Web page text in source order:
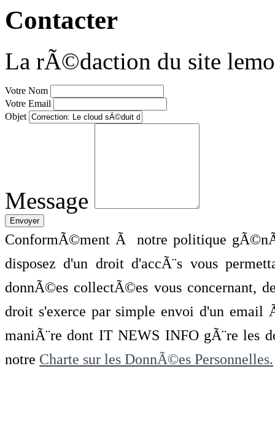
Contacter
La rÃ©daction du site
Votre Nom
Votre Email
Objet
Message
ConformÃ©ment Ã notre politique
disposez d'un droit d'accÃ¨s vous
donnÃ©es collectÃ©es vous concernant,
droit s'exerce par simple envoi d'un
maniÃ¨re dont IT NEWS INFO gÃ¨re les
notre Charte sur les DonnÃ©es Personnelles.